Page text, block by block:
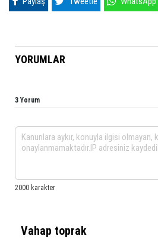
YORUMLAR
3 Yorum
Vahap toprak